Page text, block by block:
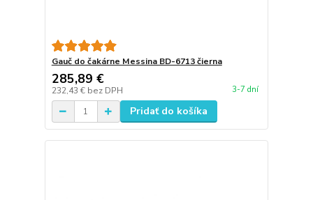
Gauč do čakárne Messina BD-6713 čierna
285,89 €
232,43 € bez DPH 3-7 dní
Pridať do košíka